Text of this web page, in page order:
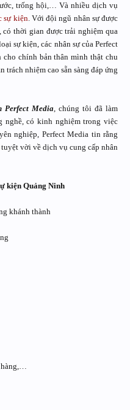
trống hội,… Và nhiều dịch vụ
sự kiện. Với đội ngũ nhân sự được
có thời gian được trải nghiệm qua
sự kiện, các nhân sự của Perfect
chính bản thân mình thật chu
nhiệm cao sẵn sàng đáp ứng
Perfect Media, chúng tôi đã làm
nghề, có kinh nghiệm trong việc
nghiệp, Perfect Media tin rằng
vời về dịch vụ cung cấp nhân
kiện Quảng Ninh
khánh thành
hàng,…